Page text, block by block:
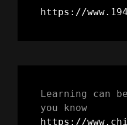
https://
Learning can
https://